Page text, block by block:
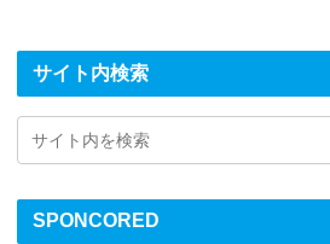
サイト内検索
SPONCORED